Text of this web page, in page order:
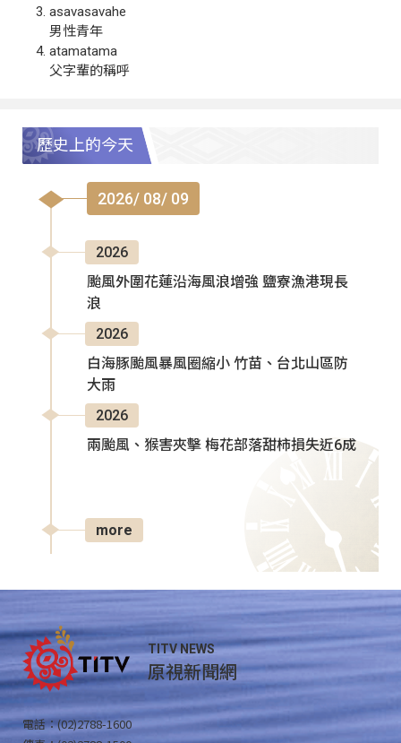
asavasavahe
男性青年
atamatama
父字輩的稱呼
歷史上的今天
2026/ 08/ 09
2026
颱風外圍花蓮沿海風浪增強 鹽寮漁港現長
浪
2026
白海豚颱風暴風圈縮小 竹苗、台北山區防
大雨
2026
兩颱風、猴害夾擊 梅花部落甜柿損失近6成
more
TITV NEWS
原視新聞網
電話：(02)2788-1600